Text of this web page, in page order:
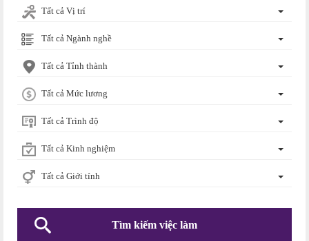
Tất cả Vị trí
Tất cả Ngành nghề
Tất cả Tỉnh thành
Tất cả Mức lương
Tất cả Trình độ
Tất cả Kinh nghiệm
Tất cả Giới tính